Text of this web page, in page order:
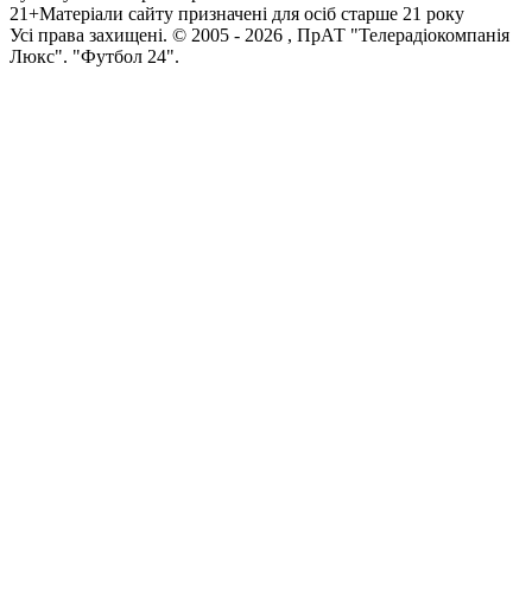
21+Матеріали сайту призначені для осіб старше 21 року
Усi права захищенi. © 2005 - 2026 , ПрАТ "Телерадіокомпанія
Люкс". "Футбол 24".